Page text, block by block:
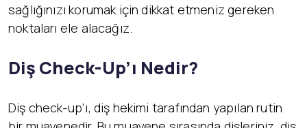
sağlığınızı korumak için dikkat etmeniz gereken
noktaları ele alacağız.
Diş Check-Up’ı Nedir?
Diş check-up’ı, diş hekimi tarafından yapılan rutin